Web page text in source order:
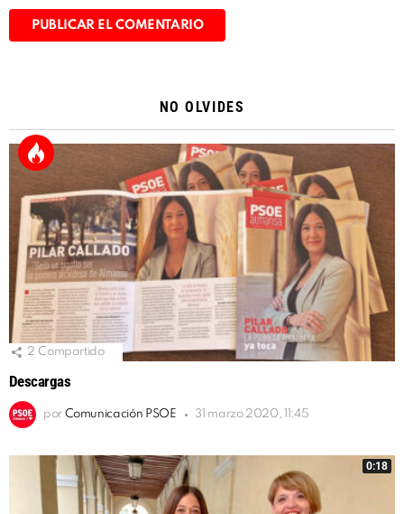
NO OLVIDES
2 Compartido
Descargas
por Comunicación PSOE 31 marzo 2020, 11:45
0:18